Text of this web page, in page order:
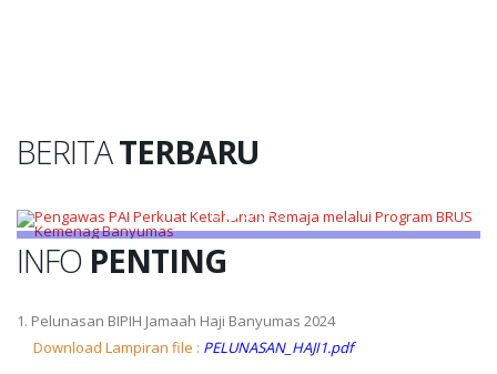
BERITATERBARU
Pengawas PAI Perkuat Ketahanan Remaja melalui Program
INFO PENTING
1. Pelunasan BIPIH Jamaah Haji Banyumas 2024
Download Lampiran file : PELUNASAN_HAJI1.pdf